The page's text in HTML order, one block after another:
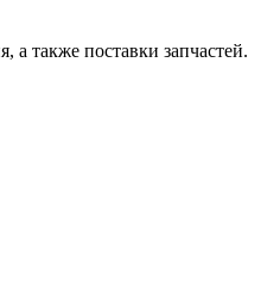
а также поставки запчастей.